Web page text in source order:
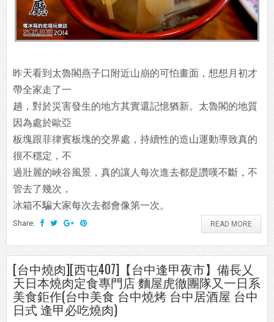
昨天看到太魯閣燕子口附近山崩的可怕畫面，想想月初才
帶全家走了一
趟，對於災害發生的地方其實還記憶猶新。太魯閣的地質
因為處於歐亞
板塊跟菲律賓板塊的交界處，持續性的造山運動導致真的
很不穩定，不
過壯麗的峽谷風景，真的讓人每次進去都是讚嘆不斷，不
管去了幾次，
冰箱不騙大家每次去都會像第一次。
Share: READ MORE
[台中燒肉][西屯407]【台中逢甲夜市】備長乂
天日本燒肉定食專門店 麵屋虎徹團隊又一日系
美食鉅作(台中美食 台中燒烤 台中居酒屋 台中
日式 逢甲必吃燒肉)